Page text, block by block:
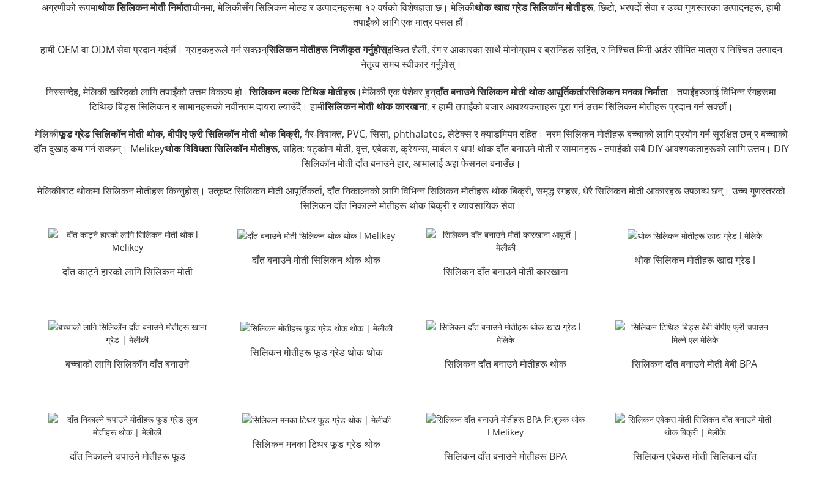
अग्रणीको रूपमाथोक सिलिकन मोती निर्माताचीनमा, मेलिकीसँग सिलिकन मोल्ड र उत्पादनहरूमा १२ वर्षको विशेषज्ञता छ। मेलिकीथोक खाद्य ग्रेड सिलिकॉन मोतीहरू, छिटो, भरपर्दो सेवा र उच्च गुणस्तरका उत्पादनहरू, हामी
तपाईंको लागि एक मात्र पसल हौं।
हामी OEM वा ODM सेवा प्रदान गर्दछौं। ग्राहकहरूले गर्न सक्छन्सिलिकन मोतीहरू निजीकृत गर्नुहोस्इच्छित शैली, रंग र आकारका साथै मोनोग्राम र ब्रान्डिङ सहित, र निश्चित मिनी अर्डर सीमित मात्रा र निश्चित उत्पादन
नेतृत्व समय स्वीकार गर्नुहोस्।
निस्सन्देह, मेलिकी खरिदको लागि तपाईंको उत्तम विकल्प हो।सिलिकन बल्क टिथिङ मोतीहरू।मेलिकी एक पेशेवर हुन्दाँत बनाउने सिलिकन मोती थोक आपूर्तिकर्तारसिलिकन मनका निर्माता। तपाईंहरुलाई विभिन्न रंगहरूमा
टिथिङ बिड्स सिलिकन र सामानहरूको नवीनतम दायरा ल्याउँदै। हामीसिलिकन मोती थोक कारखाना, र हामी तपाईंको बजार आवश्यकताहरू पूरा गर्न उत्तम सिलिकन मोतीहरू प्रदान गर्न सक्छौं।
मेलिकीफूड ग्रेड सिलिकॉन मोती थोक,बीपीए फ्री सिलिकॉन मोती थोक बिक्री, गैर-विषाक्त, PVC, सिसा, phthalates, लेटेक्स र क्याडमियम रहित। नरम सिलिकन मोतीहरू बच्चाको लागि प्रयोग गर्न सुरक्षित छन् र बच्चाको
दाँत दुखाइ कम गर्न सक्छन्। Melikeyथोक विविधता सिलिकॉन मोतीहरू, सहित: षट्कोण मोती, वृत्त, एबेकस, क्रेयन्स, मार्बल र थप! थोक दाँत बनाउने मोती र सामानहरू - तपाईंको सबै DIY आवश्यकताहरूको लागि उत्तम। DIY
सिलिकॉन मोती दाँत बनाउने हार, आमालाई अझ फेसनल बनाउँछ।
मेलिकीबाट थोकमा सिलिकन मोतीहरू किन्नुहोस्। उत्कृष्ट सिलिकन मोती आपूर्तिकर्ता, दाँत निकाल्नको लागि विभिन्न सिलिकन मोतीहरू थोक बिक्री, समृद्ध रंगहरू, धेरै सिलिकन मोती आकारहरू उपलब्ध छन्। उच्च गुणस्तरको
सिलिकन दाँत निकाल्ने मोतीहरू थोक बिक्री र व्यावसायिक सेवा।
दाँत काट्ने हारको लागि सिलिकन मोती
दाँत बनाउने मोती सिलिकन थोक थोक
सिलिकन दाँत बनाउने मोती कारखाना
थोक सिलिकन मोतीहरू खाद्य ग्रेड l
बच्चाको लागि सिलिकॉन दाँत बनाउने
सिलिकन मोतीहरू फूड ग्रेड थोक थोक
सिलिकन दाँत बनाउने मोतीहरू थोक
सिलिकन दाँत बनाउने मोती बेबी BPA
दाँत निकाल्ने चपाउने मोतीहरू फूड
सिलिकन मनका टिथर फूड ग्रेड थोक
सिलिकन दाँत बनाउने मोतीहरू BPA
सिलिकन एबेकस मोती सिलिकन दाँत